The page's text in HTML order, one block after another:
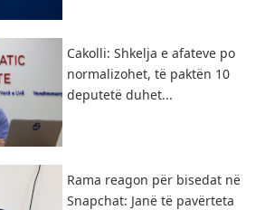
Cakolli: Shkelja e afateve po
normalizohet, të paktën 10
deputetë duhet...
Rama reagon për bisedat në
Snapchat: Janë të pavërteta